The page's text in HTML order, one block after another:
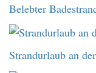
Belebter
Strandurlaub an